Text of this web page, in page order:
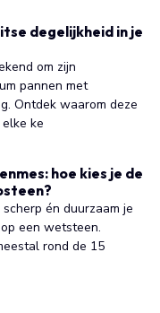
degelijkheid in je
om zijn
pannen met
Ontdek waarom deze
ke
hoe kies je de
én duurzaam je
een wetsteen.
rond de 15